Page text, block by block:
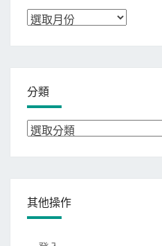
彙
分類
分
其他操作